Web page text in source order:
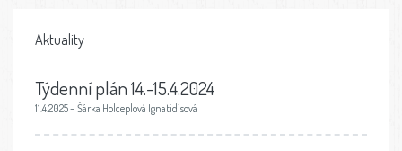
Aktuality
Týdenní plán 14.-15.4.2024
11.4.2025 – Šárka Holceplová Ignatidisová